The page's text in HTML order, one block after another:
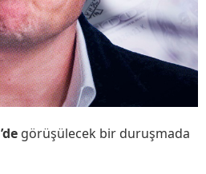
görüşülecek bir duruşmada